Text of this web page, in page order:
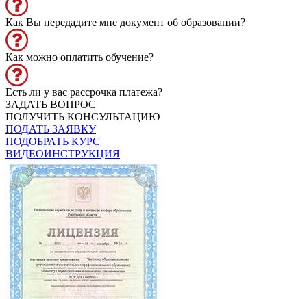
Как Вы передадите мне документ об образовании?
Как можно оплатить обучение?
Есть ли у вас рассрочка платежа?
ЗАДАТЬ ВОПРОС
ПОЛУЧИТЬ КОНСУЛЬТАЦИЮ
ПОДАТЬ ЗАЯВКУ
ПОДОБРАТЬ КУРС
ВИДЕОИНСТРУКЦИЯ